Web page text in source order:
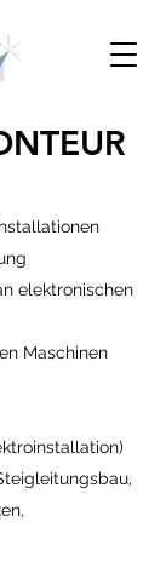
elektronischen
Maschinen